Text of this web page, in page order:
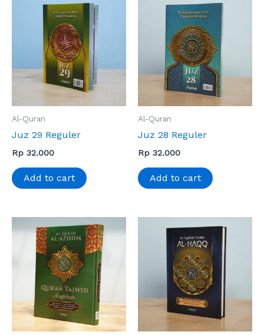
Al-Quran
Juz 29 Reguler
Rp 32.000
Add to cart
Al-Quran
Juz 28 Reguler
Rp 32.000
Add to cart